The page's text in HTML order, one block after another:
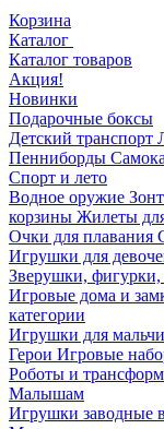
Корзина
Каталог
Каталог товаров
Акция!
Новинки
Подарочные боксы
Детский
Пенниборды
Спорт и лето
Водное оружие
корзины Жилеты
Очки для плавания
Игрушки для
Зверушки,
Игровые дома и
категории
Игрушки для
Герои Игровые
Роботы и
Малышам
Игрушки заводные